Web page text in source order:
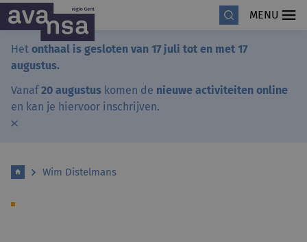
MENU
Het onthaal is gesloten van 17 juli tot en met 17
augustus.
Vanaf20 augustus komen de nieuwe activiteiten online
en kan je hiervoor inschrijven.
Wim Distelmans